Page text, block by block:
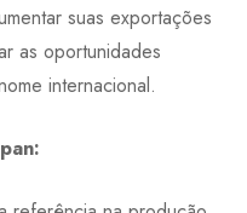
suas exportações
as oportunidades
internacional.